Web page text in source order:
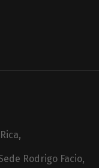
Rodrigo Facio,